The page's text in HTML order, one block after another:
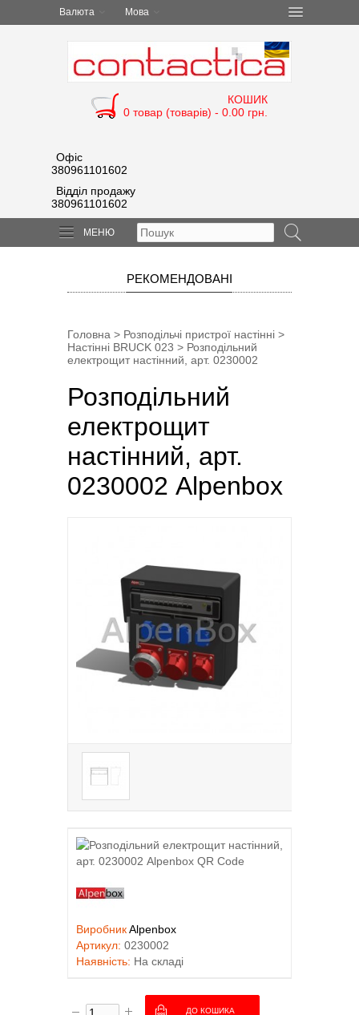
Валюта Мова
КОШИК
0 товар (товарів) - 0.00 грн.
Офіс
380961101602
Відділ продажу
380961101602
МЕНЮ
РЕКОМЕНДОВАНІ
Головна > Розподільчі пристрої настінні >
Настінні BRUCK 023 > Розподільний
електрощит настінний, арт. 0230002
Розподільний
електрощит
настінний, арт.
0230002 Alpenbox
ВиробникAlpenbox
Артикул: 0230002
Наявність: На складі